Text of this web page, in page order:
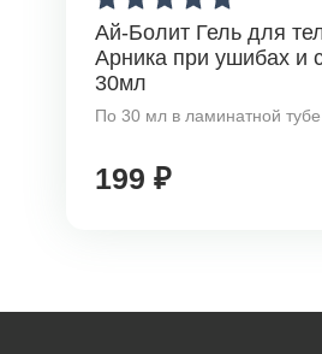
Ай-Болит Гель для
Арника при ушибах и
30мл
По 30 мл в ламинатной тубе
199 ₽